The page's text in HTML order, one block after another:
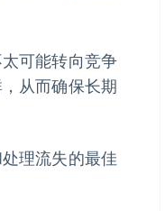
可能转向竞争
从而确保长期
理流失的最佳